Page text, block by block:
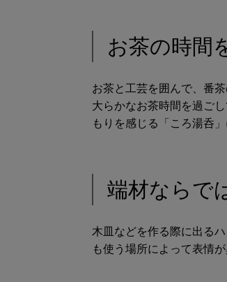
お茶の時間
お茶と工芸を囲んで、番
大らかなお茶時間を過ご
もりを感じる「ころ湯呑
端材ならで
木皿などを作る際に出る
も使う場所によって表情